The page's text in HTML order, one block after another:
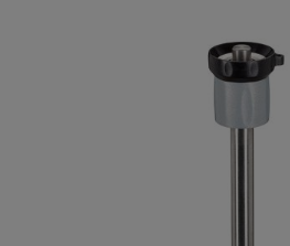
Bildergalerie überspringen